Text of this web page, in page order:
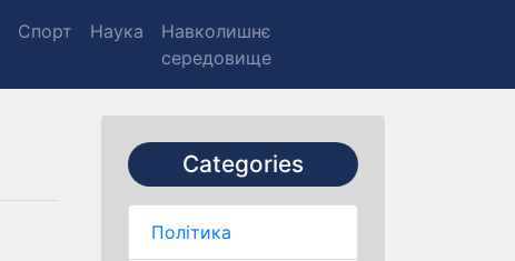
Спорт Наука
Навколишнє
середовище
Categories
Політика